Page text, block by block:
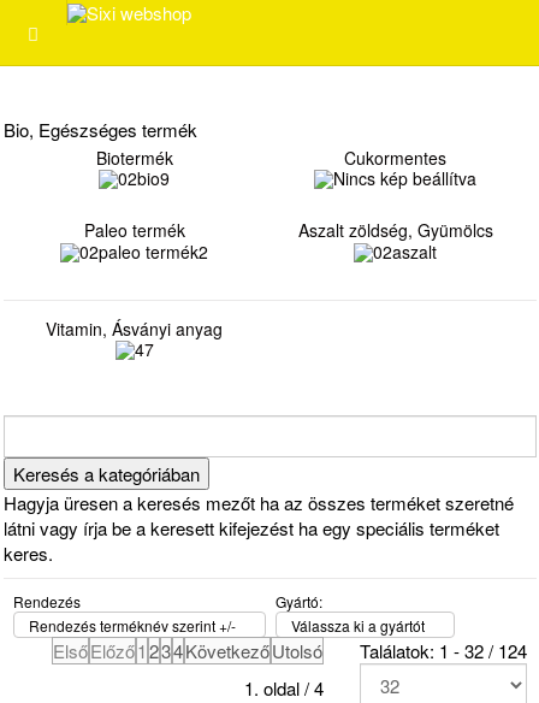
Bio, Egészséges termék
Biotermék Cukormentes
Paleo termék Aszalt zöldség, Gyümölcs
Vitamin, Ásványi anyag
Hagyja üresen a keresés mezőt ha az összes terméket szeretné
látni vagy írja be a keresett kifejezést ha egy speciális terméket
keres.
Rendezés
Rendezés terméknév szerint +/-
Gyártó:
Válassza ki a gyártót
ElsőElőző1234KövetkezőUtolsó
1. oldal / 4
Találatok: 1 - 32 / 124